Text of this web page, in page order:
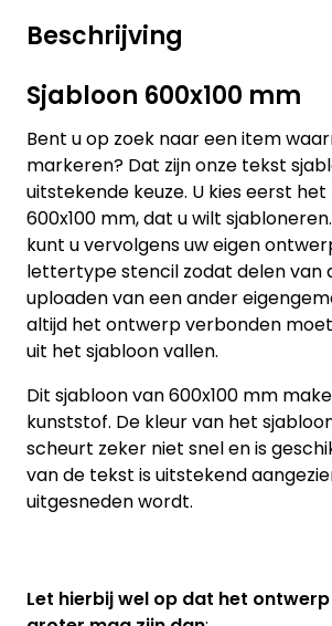
Beschrijving
Sjabloon 600x100 mm
Bent u op zoek naar een item
markeren? Dat zijn onze tekst
uitstekende keuze. U kies eerst
600x100 mm, dat u wilt
kunt u vervolgens uw eigen
lettertype stencil zodat delen van
uploaden van een ander
altijd het ontwerp verbonden
uit het sjabloon vallen.
Dit sjabloon van 600x100 mm
kunststof. De kleur van het
scheurt zeker niet snel en is
van de tekst is uitstekend
uitgesneden wordt.
Let hierbij wel op dat het